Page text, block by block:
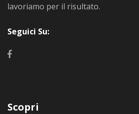
lavoriamo per il risultato.
Seguici Su:
Scopri